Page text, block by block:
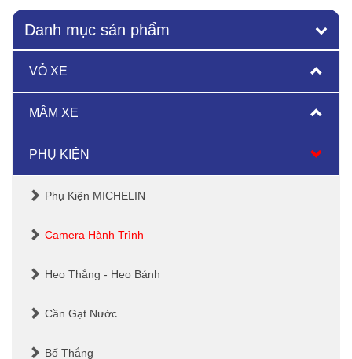
Danh mục sản phẩm
VỎ XE
MÂM XE
PHỤ KIỆN
Phụ Kiện MICHELIN
Camera Hành Trình
Heo Thắng - Heo Bánh
Cần Gạt Nước
Bố Thắng